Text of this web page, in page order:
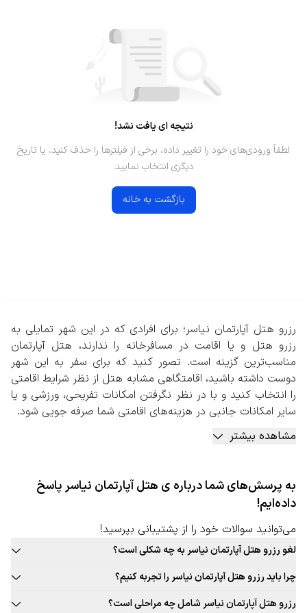
نتیجه ای یافت نشد!
لطفاً ورودی‌های خود را تغییر داده، برخی از فیلترها را حذف کنید، یا تاریخ
دیگری انتخاب نمایید.
بازگشت به خانه
رزرو هتل آپارتمان نیاسر؛ برای افرادی که در این شهر تمایلی به
رزرو هتل و یا اقامت در مسافرخانه را ندارند، هتل آپارتمان
مناسب‌ترین گزینه است. تصور کنید که برای سفر به این شهر
دوست داشته باشید، اقامتگاهی مشابه هتل از نظر شرایط اقامتی
را انتخاب کنید و با در نظر نگرفتن امکانات تفریحی، ورزشی و یا
سایر امکانات جانبی در هزینه‌های اقامتی شما صرفه جویی شود.
با در نظر گرفتن تعداد روز حضور شما در این شهر و توع از
امکانات رفاهی محل اقامت، رزرو هتل آپارتمان گزینه‌ای مناسب
می‌دهند، اما طبیعی است که شرایط لوکس و مجللی مانند هتل
را در اختیار مسافرین قرار نمی‌دهند. رزرو هتل آپارتمان نیاسر
امروزه به یکی از روش‌های مقرون به صرفه اقامتی در این شهر
بدل شده است. اقامتی که مخصوصا برای سفرهایی خانوادگی و
سفر با تعداد نفرات بالا گزینه‌ای بهتر است.
رزرو هتل آپارتمان نیاسر به صورت آنلاین
با توجه به اهمیت هتل آپارتمان برای سفرهای گروهی، پیشنهاد
آن در سایت رزرواسیون سفربازی مراجعه کنید. در این صفحه
مشاهده بیشتر
به پرسش‌های شما درباره ی هتل آپارتمان نیاسر پاسخ
داده‌ایم!
می‌توانید سوالات خود را از پشتیبانی بپرسید!
لغو رزرو هتل آپارتمان نیاسر به چه شکلی است؟
قوانین لغو رزرو هتل آپارتمان این شهر به صورت ثابت برای تمامی هتل
آپارتمان قابل ارائه نیست. حتما در زمان رزرو هتل آپارتمان مورد نظر خود به
قوانین لغو توجه کنید.
چرا باید رزرو هتل آپارتمان نیاسر را تجربه کنیم؟
بافت سنتی و جذاب این شهر، غذاهای محلی و بومی جذاب، فرهنگ غنی،
رزرو هتل آپارتمان نیاسر شامل چه مراحلی است؟